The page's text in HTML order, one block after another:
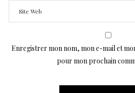
Enregistrer mon nom, mon e-mail et
pour mon prochain